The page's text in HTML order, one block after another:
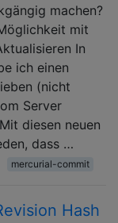
machen?
mit
In
ich einen
(nicht
Server
diesen neuen
dass …
mercurial-commit
Hash